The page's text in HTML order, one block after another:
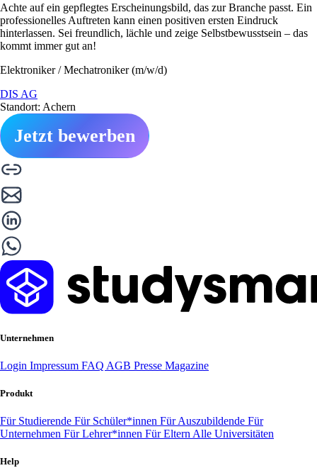
Achte auf ein gepflegtes Erscheinungsbild, das zur Branche passt. Ein
professionelles Auftreten kann einen positiven ersten Eindruck
hinterlassen. Sei freundlich, lächle und zeige Selbstbewusstsein – das
kommt immer gut an!
Elektroniker / Mechatroniker (m/w/d)
DIS AG
Standort: Achern
Jetzt bewerben
Unternehmen
Login Impressum FAQ AGB Presse Magazine
Produkt
Für Studierende Für Schüler*innen Für Auszubildende Für
Unternehmen Für Lehrer*innen Für Eltern Alle Universitäten
Help